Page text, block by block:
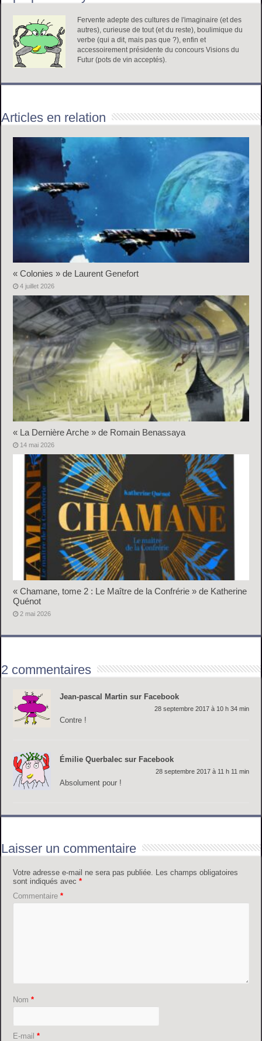
Fervente adepte des cultures de l'imaginaire (et des
autres), curieuse de tout (et du reste), boulimique du
verbe (qui a dit, mais pas que ?), enfin et
accessoirement présidente du concours Visions du
Futur (pots de vin acceptés).
Articles en relation
« Colonies » de Laurent Genefort
4 juillet 2026
« La Dernière Arche » de Romain Benassaya
14 mai 2026
« Chamane, tome 2 : Le Maître de la Confrérie » de Katherine
Quénot
2 mai 2026
2 commentaires
Jean-pascal Martin sur Facebook
28 septembre 2017 à 10 h 34 min
Contre !
Émilie Querbalec sur Facebook
28 septembre 2017 à 11 h 11 min
Absolument pour !
Laisser un commentaire
Votre adresse e-mail ne sera pas publiée.
Les champs obligatoires
sont indiqués avec*
Commentaire*
Nom*
E-mail*